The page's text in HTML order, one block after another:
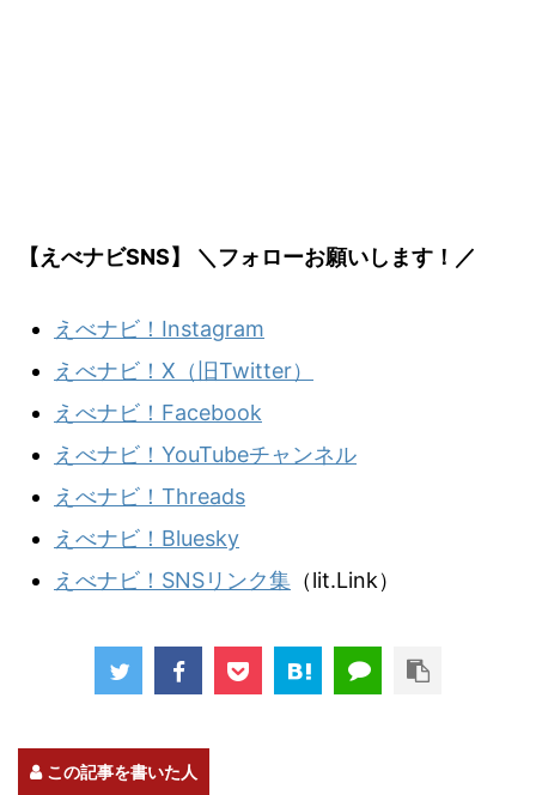
【えべナビSNS】 ＼フォローお願いします！／
えべナビ！Instagram
えべナビ！X（旧Twitter）
えべナビ！Facebook
えべナビ！YouTubeチャンネル
えべナビ！Threads
えべナビ！Bluesky
えべナビ！SNSリンク集 （lit.Link）
この記事を書いた人